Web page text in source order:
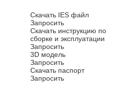
Скачать IES файл
Запросить
Скачать инструкцию по
сборке и эксплуатации
Запросить
3D модель
Запросить
Скачать паспорт
Запросить